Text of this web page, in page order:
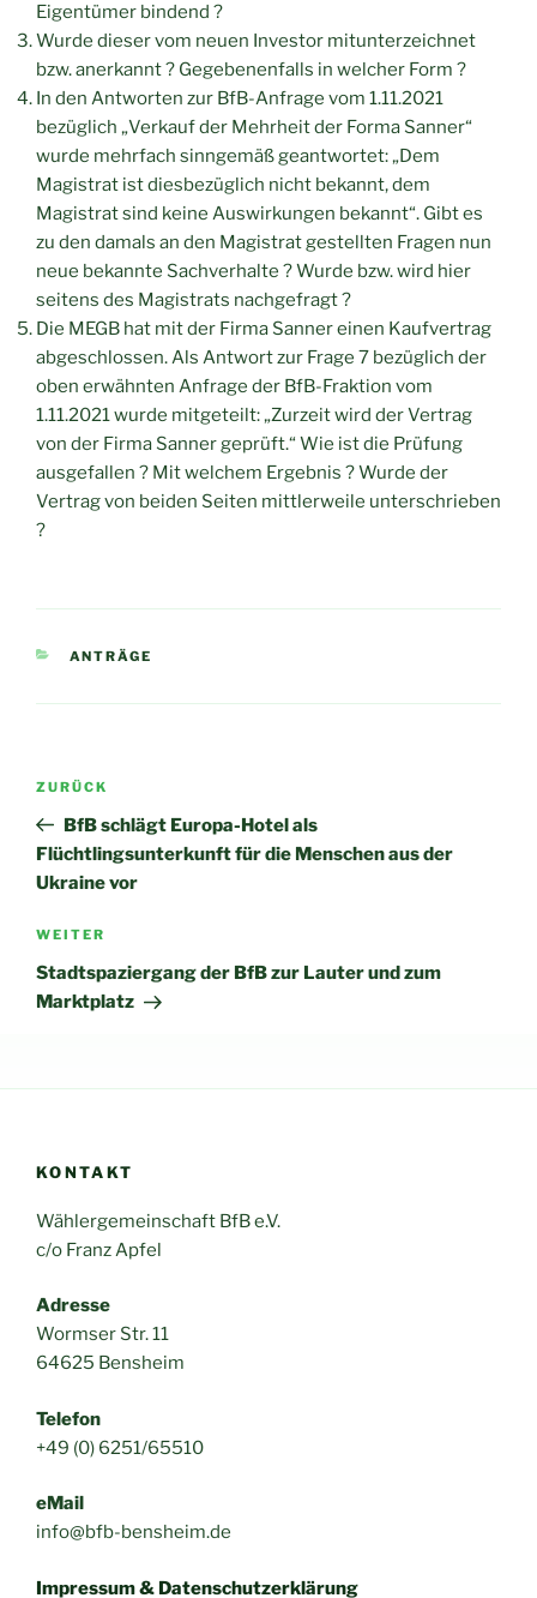
Eigentümer bindend ?
Wurde dieser vom neuen Investor mitunterzeichnet
bzw. anerkannt ? Gegebenenfalls in welcher Form ?
In den Antworten zur BfB-Anfrage vom 1.11.2021
bezüglich „Verkauf der Mehrheit der Forma Sanner“
wurde mehrfach sinngemäß geantwortet: „Dem
Magistrat ist diesbezüglich nicht bekannt, dem
Magistrat sind keine Auswirkungen bekannt“. Gibt es
zu den damals an den Magistrat gestellten Fragen nun
neue bekannte Sachverhalte ? Wurde bzw. wird hier
seitens des Magistrats nachgefragt ?
Die MEGB hat mit der Firma Sanner einen Kaufvertrag
abgeschlossen. Als Antwort zur Frage 7 bezüglich der
oben erwähnten Anfrage der BfB-Fraktion vom
1.11.2021 wurde mitgeteilt: „Zurzeit wird der Vertrag
von der Firma Sanner geprüft.“ Wie ist die Prüfung
ausgefallen ? Mit welchem Ergebnis ? Wurde der
Vertrag von beiden Seiten mittlerweile unterschrieben
?
KATEGORIEN
ANTRÄGE
Beitragsnavigation
Vorheriger
Beitrag
ZURÜCK
BfB schlägt Europa-Hotel als
Flüchtlingsunterkunft für die Menschen aus der
Ukraine vor
Nächster
Beitrag
WEITER
Stadtspaziergang der BfB zur Lauter und zum
Marktplatz
KONTAKT
Wählergemeinschaft BfB e.V.
c/o Franz Apfel
Adresse
Wormser Str. 11
64625 Bensheim
Telefon
+49 (0) 6251/65510
eMail
info@bfb-bensheim.de
Impressum & Datenschutzerklärung